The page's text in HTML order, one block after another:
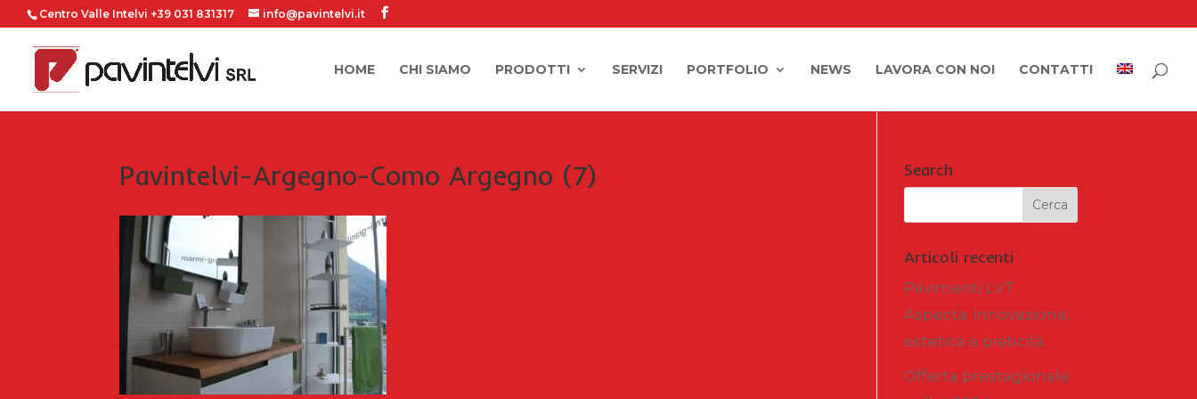
Centro Valle Intelvi +39 031 831317 info@pavintelvi.it
HOME CHI SIAMO PRODOTTI SERVIZI PORTFOLIO NEWS LAVORA CON NOI CONTATTI
Pavintelvi-Argegno-Como Argegno (7) Search
Articoli recenti
Pavimenti LVT
Aspecta: innovazione,
estetica e praticità
Offerta prestagionale